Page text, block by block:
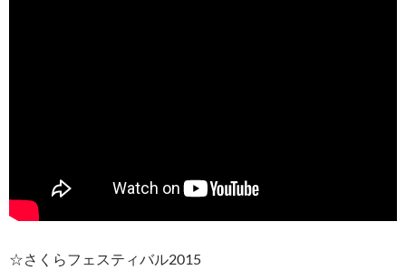
☆さくらフェスティバル2015